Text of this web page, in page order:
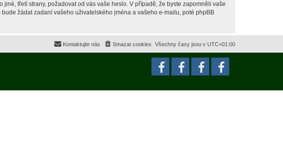
třetí strany, požadovat od vás vaše heslo. V případě, že byste zapomněli vaše
žádat zadaní vašeho uživatelského jména a vašeho e-mailu, poté phpBB
Všechny časy jsou v UTC+01:00
Smazat cookies
Kontaktujte nás